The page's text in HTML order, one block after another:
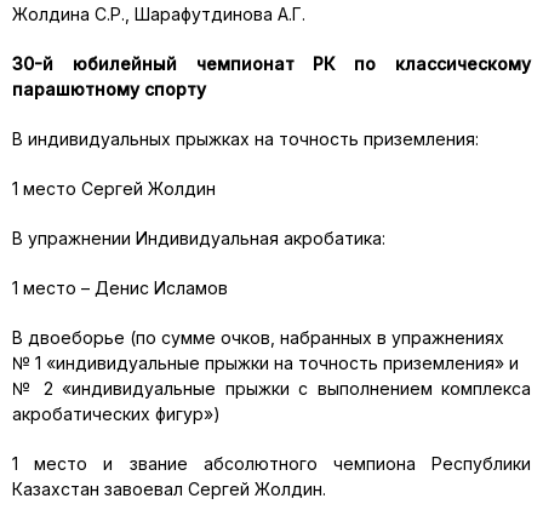
Жолдина С.Р., Шарафутдинова А.Г.
30-й юбилейный чемпионат РК по классическому
парашютному спорту
В индивидуальных прыжках на точность приземления:
1 место Сергей Жолдин
В упражнении Индивидуальная акробатика:
1 место – Денис Исламов
В двоеборье (по сумме очков, набранных в упражнениях
№ 1 «индивидуальные прыжки на точность приземления» и
№ 2 «индивидуальные прыжки с выполнением комплекса
акробатических фигур»)
1 место и звание абсолютного чемпиона Республики
Казахстан завоевал Сергей Жолдин.